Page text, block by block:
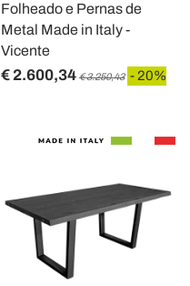
Folheado e Pernas de
Metal Made in Italy -
Vicente
€ 2.600,34 € 3.250,43 - 20%